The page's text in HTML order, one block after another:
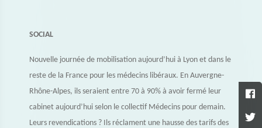
SOCIAL
Nouvelle journée de mobilisation aujourd’hui à Lyon et dans le
reste de la France pour les médecins libéraux. En Auvergne-
Rhône-Alpes, ils seraient entre 70 à 90% à avoir fermé leur
cabinet aujourd’hui selon le collectif Médecins pour demain.
Leurs revendications ? Ils réclament une hausse des tarifs des